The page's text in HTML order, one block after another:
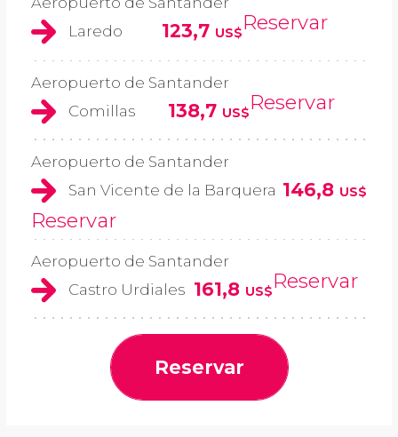
Laredo
123,7 US$Reservar
Aeropuerto de Santander
Comillas
138,7 US$Reservar
Aeropuerto de Santander
San Vicente de la Barquera 146,8 US$
Reservar
Aeropuerto de Santander
Castro Urdiales 161,8 US$Reservar
Reservar